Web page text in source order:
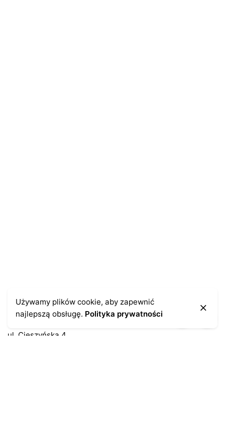
Kontakt
43-300 Bielsko-Biała
ul. Cieszyńska 4
Używamy plików cookie, aby zapewnić
najlepszą obsługę. Polityka prywatności